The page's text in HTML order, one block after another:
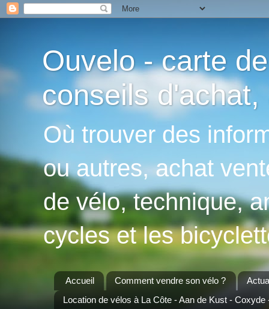
Ouvelo - carte
conseils
Où trouver des
ou autres, achat
de vélo, technique,
cycles et les
Accueil Comment vendre son vélo ?
Location de vélos à La Côte - Aan de Kust - Coxyde